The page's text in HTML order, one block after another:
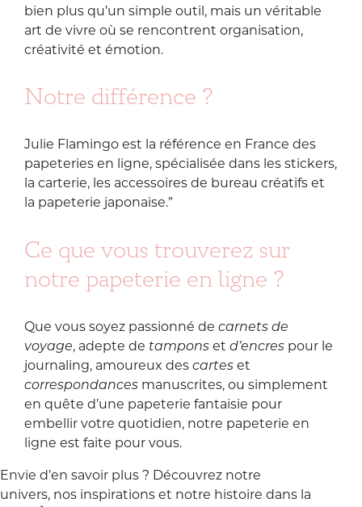
bien plus qu’un simple outil, mais un véritable
art de vivre où se rencontrent organisation,
créativité et émotion.
Notre différence ?
Julie Flamingo est la référence en France des
papeteries en ligne, spécialisée dans les stickers,
la carterie, les accessoires de bureau créatifs et
la papeterie japonaise.”
Ce que vous trouverez sur
notre papeterie en ligne ?
Que vous soyez passionné de carnets de
voyage, adepte de tampons et d’encres pour le
journaling, amoureux des cartes et
correspondances manuscrites, ou simplement
en quête d’une papeterie fantaisie pour
embellir votre quotidien, notre papeterie en
ligne est faite pour vous.
Envie d’en savoir plus ? Découvrez notre
univers, nos inspirations et notre histoire dans la